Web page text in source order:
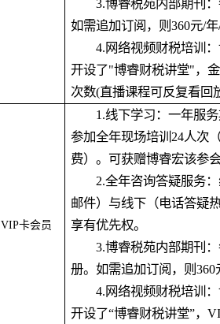
3.博睿税苑内部期刊：
如需追加订阅，则360元/
4.网络视频财税培训：
开设了"博睿财税讲堂"，
次数(直播课程可反复看回
VIP卡会员
1.线下学习：一年服务
参加全年现场培训24人次
费）。可获赠博睿宏该参
2.全年咨询答疑服务：
邮件）与线下（电话答疑
享有优先权。
3.博睿税苑内部期刊：
册。如需追加订阅，则
4.网络视频财税培训：
开设了“博睿财税讲堂”，